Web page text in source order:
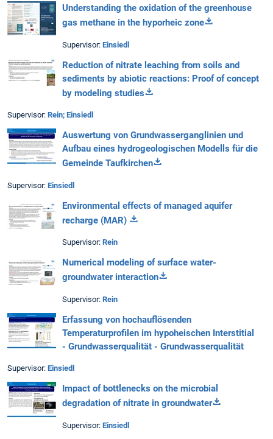
Understanding the oxidation of the greenhouse
gas methane in the hyporheic zone
Supervisor: Einsiedl
Reduction of nitrate leaching from soils and
sediments by abiotic reactions: Proof of concept
by modeling studies
Supervisor: Rein; Einsiedl
Auswertung von Grundwasserganglinien und
Aufbau eines hydrogeologischen Modells für die
Gemeinde Taufkirchen
Supervisor: Einsiedl
Environmental effects of managed aquifer
recharge (MAR)
Supervisor: Rein
Numerical modeling of surface water-
groundwater interaction
Supervisor: Rein
Erfassung von hochauflösenden
Temperaturprofilen im hypoheischen Interstitial
- Grundwasserqualität - Grundwasserqualität
Supervisor: Einsiedl
Impact of bottlenecks on the microbial
degradation of nitrate in groundwater
Supervisor: Einsiedl